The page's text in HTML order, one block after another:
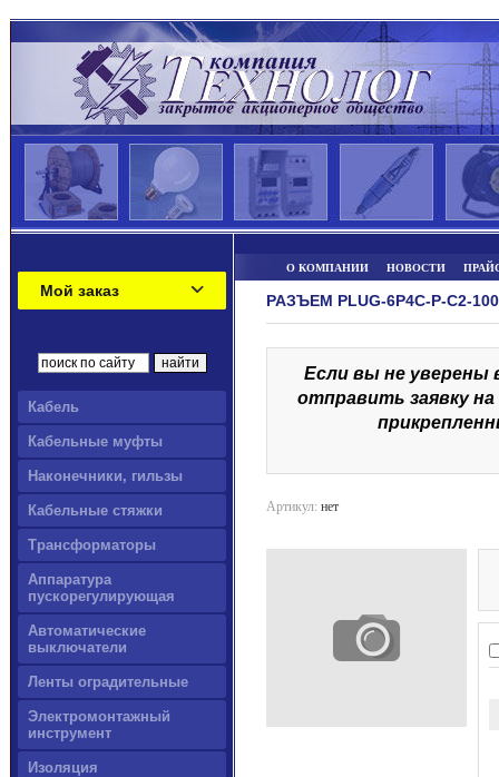
Мой заказ
Кабель
Кабельные муфты
Наконечники, гильзы
Кабельные стяжки
Трансформаторы
Аппаратура
пускорегулирующая
Автоматические
выключатели
Ленты оградительные
Электромонтажный
инструмент
Изоляция
О КОМПАНИИ НОВОСТИ
РАЗЪЕМ PLUG-6P4C-P-C2-
Если вы не уверены
отправить заявку
Артикул: нет